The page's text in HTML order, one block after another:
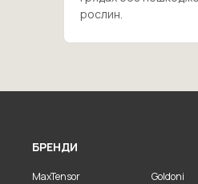
рослин.
БРЕНДИ
MaxTensor
Goldoni